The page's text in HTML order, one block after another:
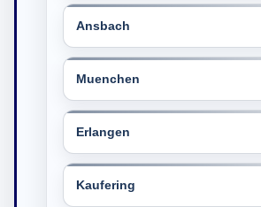
Ansbach
Muenchen
Erlangen
Kaufering